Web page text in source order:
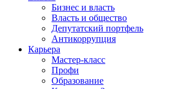
Бизнес и власть
Власть и общество
Депутатский портфель
Антикоррупция
Карьера
Мастер-класс
Профи
Образование